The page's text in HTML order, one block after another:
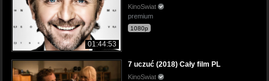
01:44:53
KinoSwiat
premium
1080p
7 uczuć (2018) Cały film PL
KinoSwiat